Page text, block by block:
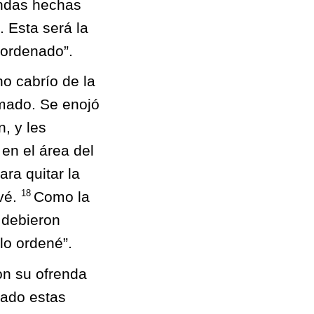
hechas
Esta será la
cabrío de la
Se enojó
y les
el área del
quitar la
18 Como la
ordené”.
su ofrenda
estas